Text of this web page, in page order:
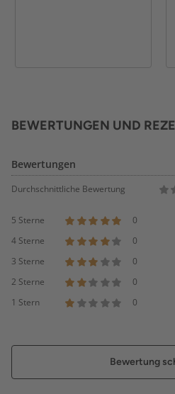
BEWERTUNGEN UND
Bewertungen
Durchschnittliche Bewertung
5 Sterne
0
4 Sterne
0
3 Sterne
0
2 Sterne
0
1 Stern
0
Bewertung